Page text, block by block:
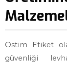
Ostim Etiket
güvenliği